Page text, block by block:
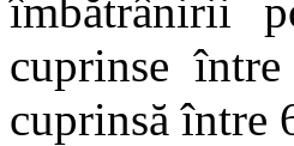
îmbătrânirii
cuprinse
cuprinsă între